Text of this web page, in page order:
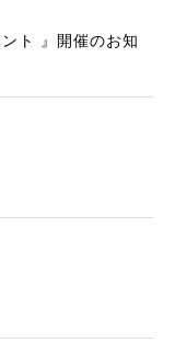
ト 』開催のお知